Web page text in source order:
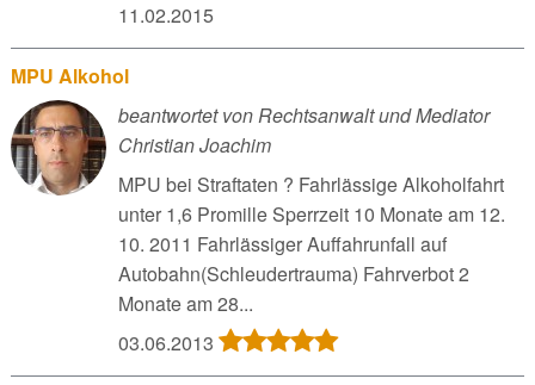
11.02.2015
MPU Alkohol
beantwortet von Rechtsanwalt und Mediator
Christian Joachim
MPU bei Straftaten ? Fahrlässige Alkoholfahrt
unter 1,6 Promille Sperrzeit 10 Monate am 12.
10. 2011 Fahrlässiger Auffahrunfall auf
Autobahn(Schleudertrauma) Fahrverbot 2
Monate am 28...
03.06.2013